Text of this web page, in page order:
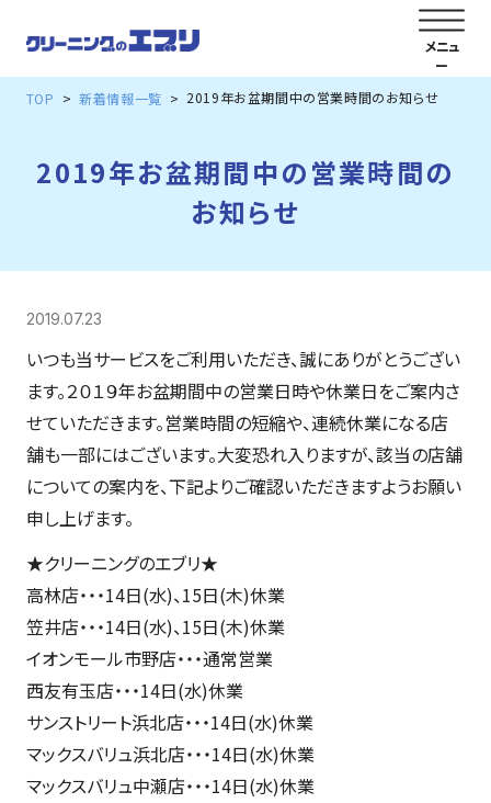
TOP 新着情報一覧 2019年お盆期間中の営業時間のお知らせ
2019年お盆期間中の営業時間の
お知らせ
2019.07.23
いつも当サービスをご利用いただき、誠にありがとうござい
ます。２０１９年お盆期間中の営業日時や休業日をご案内さ
せていただきます。営業時間の短縮や、連続休業になる店
舗も一部にはございます。大変恐れ入りますが、該当の店舗
についての案内を、下記よりご確認いただきますようお願い
申し上げます。
★クリーニングのエブリ★
高林店・・・14日(水)、15日(木)休業
笠井店・・・14日(水)、15日(木)休業
イオンモール市野店・・・通常営業
西友有玉店・・・14日(水)休業
サンストリート浜北店・・・14日(水)休業
マックスバリュ浜北店・・・14日(水)休業
マックスバリュ中瀬店・・・14日(水)休業